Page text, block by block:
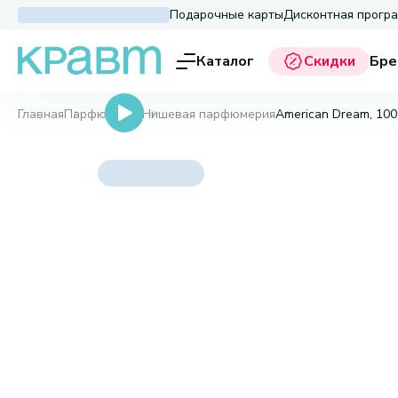
Подарочные картыДисконтная
Каталог Скидки
ГлавнаяПарфюмерия Нишевая парфюмерияAmerican Dream,